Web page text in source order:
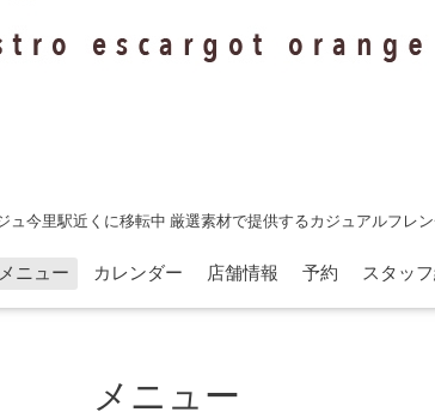
今里駅近くに移転中 厳選素材で提供するカジュアルフレン
メニュー カレンダー 店舗情報 予約 スタッ
メニュー